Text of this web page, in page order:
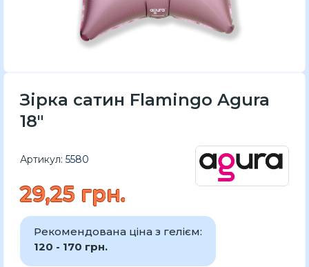
Зірка сатин Flamingo Agura
18"
Артикул: 5580
29,25 грн.
Рекомендована ціна з гелієм:
120 - 170 грн.